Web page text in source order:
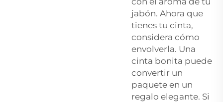
jabón. Ahora que
tienes tu cinta,
considera cómo
envolverla. Una
cinta bonita puede
convertir un
paquete en un
regalo elegante. Si